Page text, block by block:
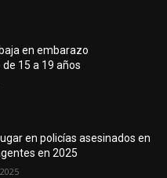
en embarazo
15 a 19 años
en policías asesinados en
en 2025